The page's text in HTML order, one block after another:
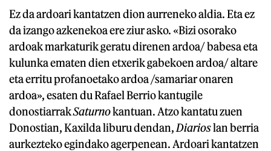
Ez da ardoari kantatzen dion aurreneko aldia. Eta ez
da izango azkenekoa ere ziur asko. «Bizi osorako
ardoak markaturik geratu direnen ardoa/ babesa eta
kulunka ematen dien etxerik gabekoen ardoa/ altare
eta erritu profanoetako ardoa /samariar onaren
ardoa», esaten du Rafael Berrio kantugile
donostiarrakSaturnokantuan. Atzo kantatu zuen
Donostian, Kaxilda liburu dendan, Diarioslan berria
aurkezteko egindako agerpenean. Ardoari kantatzen